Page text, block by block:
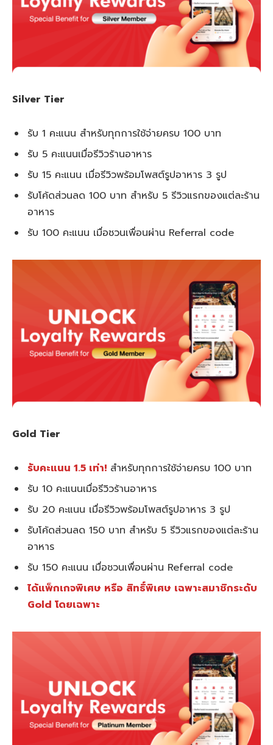
Silver Tier
รับ 1 คะแนน สำหรับทุกการใช้จ่ายครบ 100 บาท
รับ 5 คะแนนเมื่อรีวิวร้านอาหาร
รับ 15 คะแนน เมื่อรีวิวพร้อมโพสต์รูปอาหาร 3 รูป
รับโค้ดส่วนลด 100 บาท สำหรับ 5 รีวิวแรกของแต่ละร้าน
อาหาร
รับ 100 คะแนน เมื่อชวนเพื่อนผ่าน Referral code
Gold Tier
รับคะแนน 1.5 เท่า! สำหรับทุกการใช้จ่ายครบ 100 บาท
รับ 10 คะแนนเมื่อรีวิวร้านอาหาร
รับ 20 คะแนน เมื่อรีวิวพร้อมโพสต์รูปอาหาร 3 รูป
รับโค้ดส่วนลด 150 บาท สำหรับ 5 รีวิวแรกของแต่ละร้าน
อาหาร
รับ 150 คะแนน เมื่อชวนเพื่อนผ่าน Referral code
ได้แพ็กเกจพิเศษ หรือ สิทธิ์พิเศษ เฉพาะสมาชิกระดับ
Gold โดยเฉพาะ